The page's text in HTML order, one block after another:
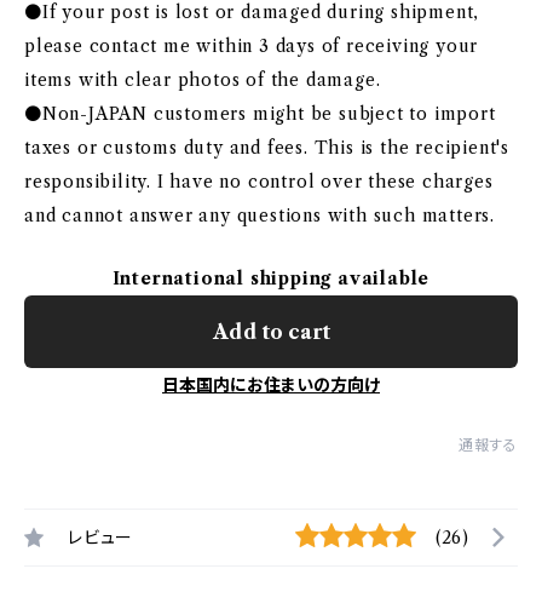
●If your post is lost or damaged during shipment,
please contact me within 3 days of receiving your
items with clear photos of the damage.
●Non-JAPAN customers might be subject to import
taxes or customs duty and fees. This is the recipient's
responsibility. I have no control over these charges
and cannot answer any questions with such matters.
International shipping available
Add to cart
日本国内にお住まいの方向け
通報する
レビュー (26)